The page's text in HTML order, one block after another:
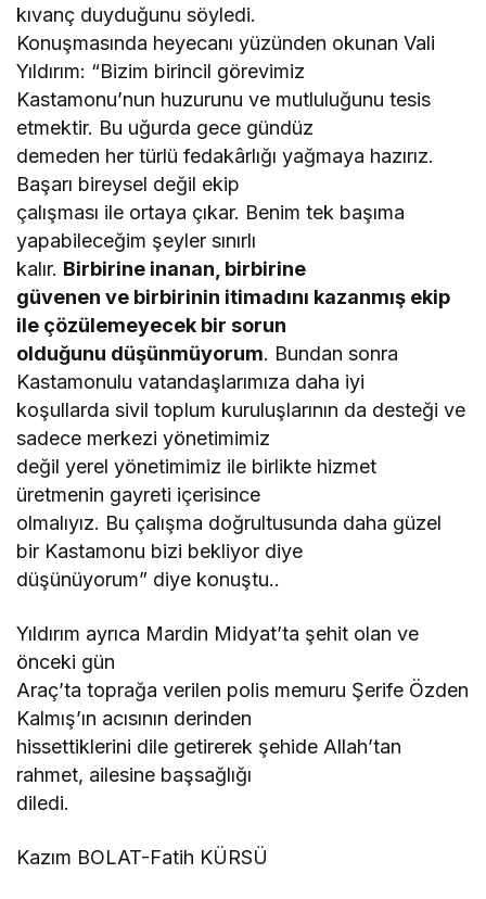
kıvanç duyduğunu söyledi.
Konuşmasında heyecanı yüzünden okunan Vali
Yıldırım: “Bizim birincil görevimiz
Kastamonu’nun huzurunu ve mutluluğunu tesis
etmektir. Bu uğurda gece gündüz
demeden her türlü fedakârlığı yağmaya hazırız.
Başarı bireysel değil ekip
çalışması ile ortaya çıkar. Benim tek başıma
yapabileceğim şeyler sınırlı
kalır. Birbirine inanan, birbirine
güvenen ve birbirinin itimadını kazanmış ekip
ile çözülemeyecek bir sorun
olduğunu düşünmüyorum. Bundan sonra
Kastamonulu vatandaşlarımıza daha iyi
koşullarda sivil toplum kuruluşlarının da desteği ve
sadece merkezi yönetimimiz
değil yerel yönetimimiz ile birlikte hizmet
üretmenin gayreti içerisince
olmalıyız. Bu çalışma doğrultusunda daha güzel
bir Kastamonu bizi bekliyor diye
düşünüyorum” diye konuştu..
Yıldırım ayrıca Mardin Midyat’ta şehit olan ve
önceki gün
Araç’ta toprağa verilen polis memuru Şerife Özden
Kalmış’ın acısının derinden
hissettiklerini dile getirerek şehide Allah’tan
rahmet, ailesine başsağlığı
diledi.
Kazım BOLAT-Fatih KÜRSÜ